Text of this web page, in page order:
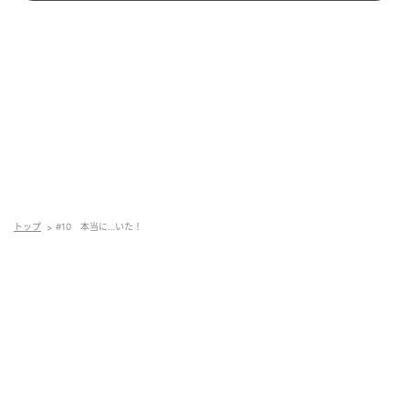
トップ #10 本当に…いた！